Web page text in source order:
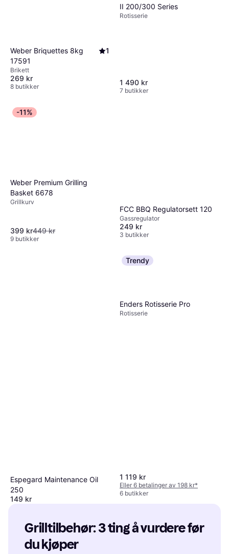
Weber Briquettes 8kg
17591
1
Brikett
269 kr
8 butikker
II 200/300 Series
Rotisserie
1 490 kr
7 butikker
-11%
Weber Premium Grilling
Basket 6678
Grillkurv
399 kr449 kr
9 butikker
FCC BBQ Regulatorsett 120
Gassregulator
249 kr
3 butikker
Espegard Maintenance Oil
250
149 kr
Trendy
Enders Rotisserie Pro
Rotisserie
1 119 kr
Eller 6 betalinger av 198 kr*
6 butikker
Grilltilbehør: 3 ting å vurdere før
du kjøper